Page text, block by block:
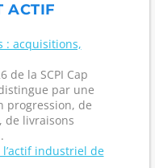
ACTIF
: acquisitions,
de la SCPI Cap
par une
progression, de
de livraisons
industriel de